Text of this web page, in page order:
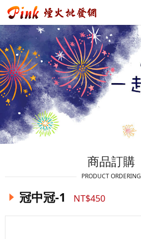
商品訂購
PRODUCT ORDERING
冠中冠-1 NT$450